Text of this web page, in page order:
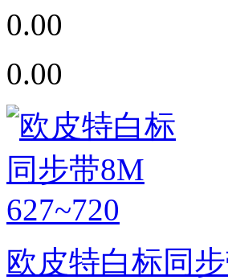
0.00
0.00
欧皮特白标同